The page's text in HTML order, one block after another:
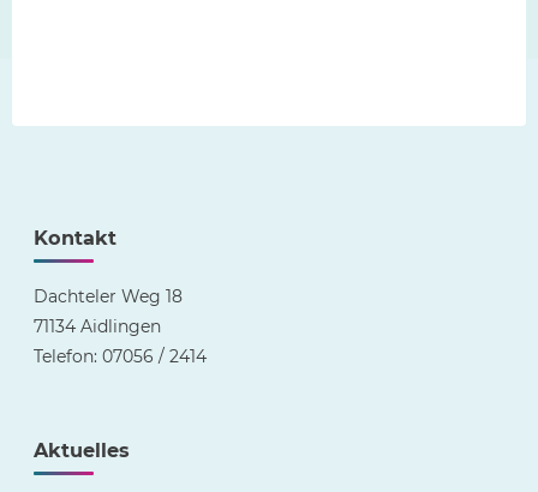
Kontakt
Dachteler Weg 18
71134 Aidlingen
Telefon: 07056 / 2414
Aktuelles